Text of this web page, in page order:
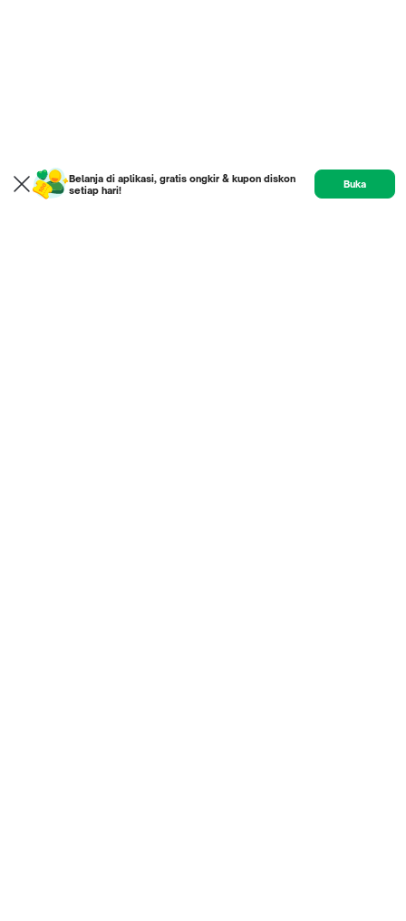
Belanja di aplikasi, gratis ongkir & kupon diskon
setiap hari!
Buka